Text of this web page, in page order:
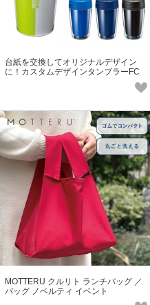
台紙を交換してオリジナルデザイン
に！カスタムデザインタンブラーFC
MOTTERU クルリト ランチバッグ ／
バッグ ノベルティ イベント